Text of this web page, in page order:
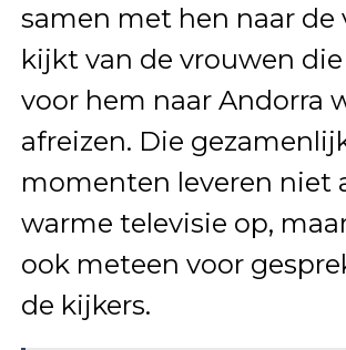
samen met hen naar de
kijkt van de vrouwen die
voor hem naar Andorra
afreizen. Die
momenten leveren niet
warme televisie op,
ook meteen voor
de kijkers.